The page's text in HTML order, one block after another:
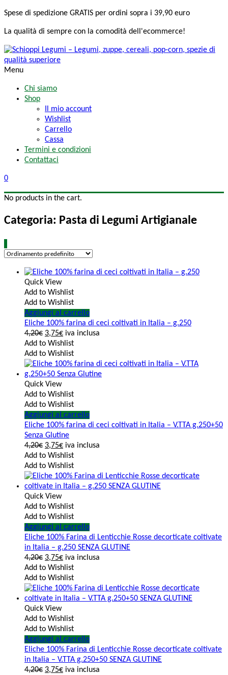
Spese di spedizione GRATIS per ordini sopra i 39,90 euro
La qualità di sempre con la comodità dell'ecommerce!
Menu
Chi siamo
Shop
Il mio account
Wishlist
Carrello
Cassa
Termini e condizioni
Contattaci
0
No products in the cart.
Categoria: Pasta di Legumi Artigianale
Quick View
Add to Wishlist
Add to Wishlist
Aggiungi al carrello
Eliche 100% farina di ceci coltivati in Italia – g.250
4,20€ 3,75€ iva inclusa
Add to Wishlist
Add to Wishlist
Quick View
Add to Wishlist
Add to Wishlist
Aggiungi al carrello
Eliche 100% farina di ceci coltivati in Italia – V.TTA g.250+50
Senza Glutine
4,20€ 3,75€ iva inclusa
Add to Wishlist
Add to Wishlist
Quick View
Add to Wishlist
Add to Wishlist
Aggiungi al carrello
Eliche 100% Farina di Lenticchie Rosse decorticate coltivate
in Italia – g.250 SENZA GLUTINE
4,20€ 3,75€ iva inclusa
Add to Wishlist
Add to Wishlist
Quick View
Add to Wishlist
Add to Wishlist
Aggiungi al carrello
Eliche 100% Farina di Lenticchie Rosse decorticate coltivate
in Italia – V.TTA g.250+50 SENZA GLUTINE
4,20€ 3,75€ iva inclusa